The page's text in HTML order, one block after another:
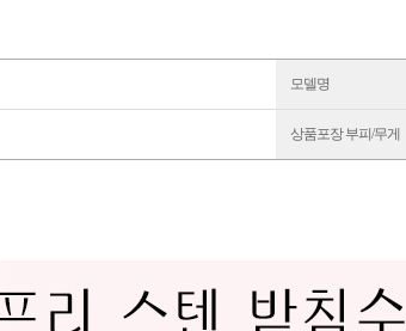
모델명
상품포장 부피/무게